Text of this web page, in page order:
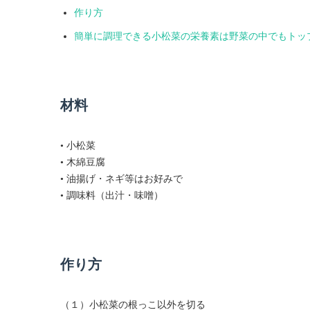
作り方
簡単に調理できる小松菜の栄養素は野菜の中でもトッ
材料
• 小松菜
• 木綿豆腐
• 油揚げ・ネギ等はお好みで
• 調味料（出汁・味噌）
作り方
（１）小松菜の根っこ以外を切る